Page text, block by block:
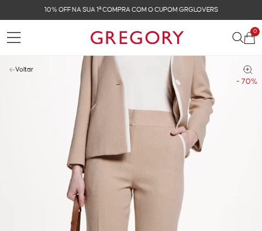
O CUPOM GRGLOVERS FRETE GRÁTIS NAS
0
- 70%
Voltar